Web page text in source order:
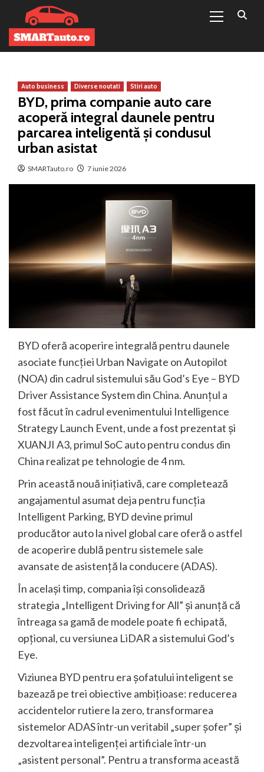
conținut
Menu
Auto business Diverse noutati Stiri auto
BYD, prima companie auto care
acoperă integral daunele pentru
parcarea inteligentă și condusul
urban asistat
SMARTauto.ro 7 iunie 2026
BYD oferă acoperire integrală pentru daunele
asociate funcției Urban Navigate on Autopilot
(NOA) din cadrul sistemului său God’s Eye – BYD
Driver Assistance System din China. Anunțul a
fost făcut în cadrul evenimentului Intelligence
Strategy Launch Event, unde a fost prezentat și
XUANJI A3, primul SoC auto pentru condus din
China realizat pe tehnologie de 4 nm.
Prin această nouă inițiativă, care completează
angajamentul asumat deja pentru funcția
Intelligent Parking, BYD devine primul
producător auto la nivel global care oferă o astfel
de acoperire dublă pentru sistemele sale
avansate de asistență la conducere (ADAS).
În același timp, compania își consolidează
strategia „Intelligent Driving for All” și anunță că
întreaga sa gamă de modele poate fi echipată,
opțional, cu versiunea LiDAR a sistemului God’s
Eye.
Viziunea BYD pentru era șofatului inteligent se
bazează pe trei obiective ambițioase: reducerea
accidentelor rutiere la zero, transformarea
sistemelor ADAS într-un veritabil „super șofer” și
dezvoltarea inteligenței artificiale într-un
„asistent personal”. Pentru a transforma această